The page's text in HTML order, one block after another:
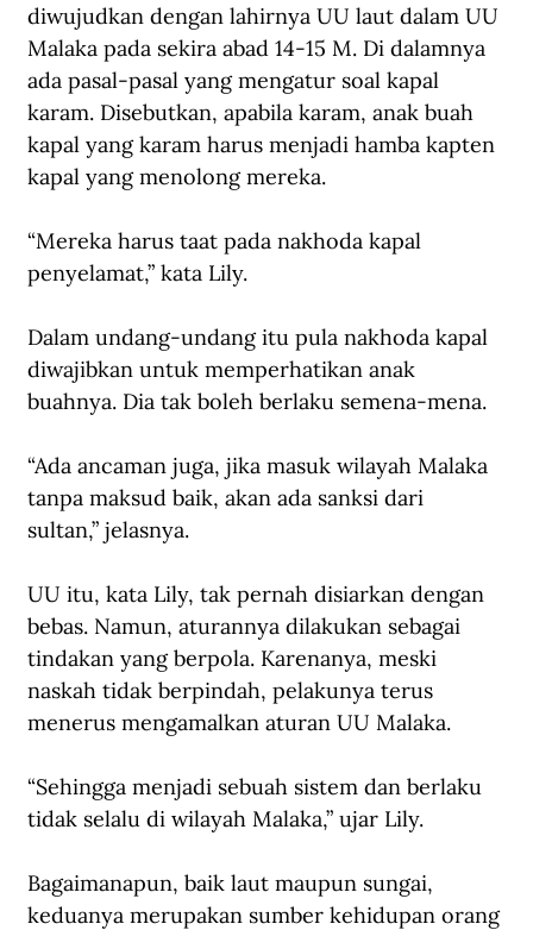
diwujudkan dengan lahirnya UU laut dalam UU
Malaka pada sekira abad 14-15 M. Di dalamnya
ada pasal-pasal yang mengatur soal kapal
karam. Disebutkan, apabila karam, anak buah
kapal yang karam harus menjadi hamba kapten
kapal yang menolong mereka.
“Mereka harus taat pada nakhoda kapal
penyelamat,” kata Lily.
Dalam undang-undang itu pula nakhoda kapal
diwajibkan untuk memperhatikan anak
buahnya. Dia tak boleh berlaku semena-mena.
“Ada ancaman juga, jika masuk wilayah Malaka
tanpa maksud baik, akan ada sanksi dari
sultan,” jelasnya.
UU itu, kata Lily, tak pernah disiarkan dengan
bebas. Namun, aturannya dilakukan sebagai
tindakan yang berpola. Karenanya, meski
naskah tidak berpindah, pelakunya terus
menerus mengamalkan aturan UU Malaka.
“Sehingga menjadi sebuah sistem dan berlaku
tidak selalu di wilayah Malaka,” ujar Lily.
Bagaimanapun, baik laut maupun sungai,
keduanya merupakan sumber kehidupan orang